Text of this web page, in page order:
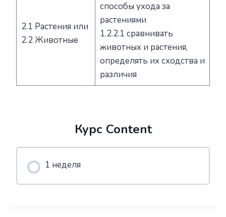
2.1 Растения или
2.2 Животные
способы ухода за
растениями
1.2.2.1 сравнивать
животных и растения,
определять их сходства и
различия
Курс Content
1 неделя